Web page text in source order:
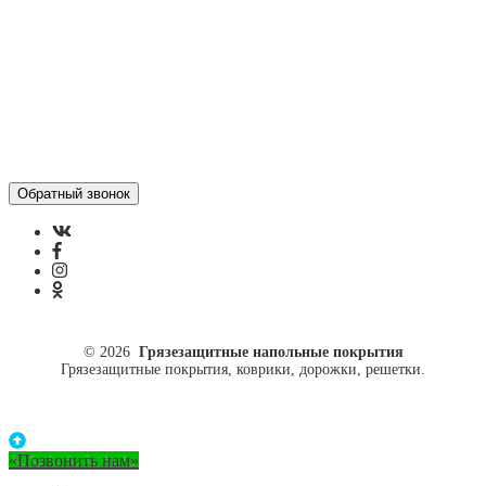
© 2026 Грязезащитные напольные покрытия
Грязезащитные покрытия, коврики, дорожки, решетки.
«Позвонить нам»